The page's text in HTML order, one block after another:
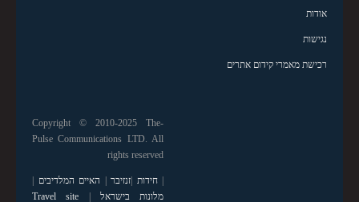
אודות
נגישות
רכישת מאמרי קידום אתרים
Copyright © 2010-2025 The-
Pulse Communications LTD. All
rights reserved
|חידות |זנזיבר | האיים המלדיבים |
מלונות בישראל |
Travel site